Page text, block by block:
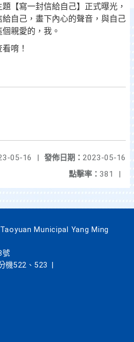
【寫一封信給自己】正式曝光，
自己，畫下內心的聲音，與自己
親愛的，我。
唷！
發佈日期： 2023-05-16
05-16
|
點擊率： 381 |
Municipal Yang Ming
號
機522、523